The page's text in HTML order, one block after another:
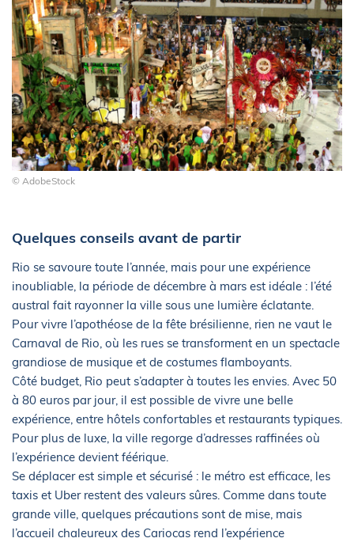
© AdobeStock
Quelques conseils avant de partir
Rio se savoure toute l’année, mais pour une expérience
inoubliable, la période de décembre à mars est idéale : l’été
austral fait rayonner la ville sous une lumière éclatante.
Pour vivre l’apothéose de la fête brésilienne, rien ne vaut le
Carnaval de Rio, où les rues se transforment en un spectacle
grandiose de musique et de costumes flamboyants.
Côté budget, Rio peut s’adapter à toutes les envies. Avec 50
à 80 euros par jour, il est possible de vivre une belle
expérience, entre hôtels confortables et restaurants typiques.
Pour plus de luxe, la ville regorge d’adresses raffinées où
l’expérience devient féérique.
Se déplacer est simple et sécurisé : le métro est efficace, les
taxis et Uber restent des valeurs sûres. Comme dans toute
grande ville, quelques précautions sont de mise, mais
l’accueil chaleureux des Cariocas rend l’expérience